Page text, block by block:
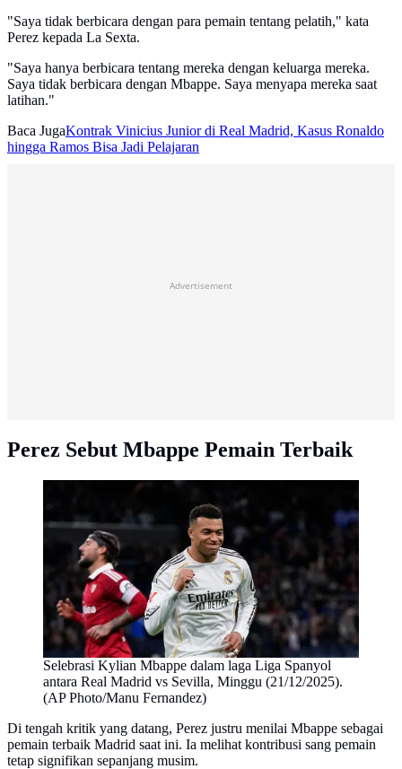
"Saya tidak berbicara dengan para pemain tentang pelatih," kata
Perez kepada La Sexta.
"Saya hanya berbicara tentang mereka dengan keluarga mereka.
Saya tidak berbicara dengan Mbappe. Saya menyapa mereka saat
latihan."
Baca JugaKontrak Vinicius Junior di Real Madrid, Kasus Ronaldo
hingga Ramos Bisa Jadi Pelajaran
Advertisement
Perez Sebut Mbappe Pemain Terbaik
Selebrasi Kylian Mbappe dalam laga Liga Spanyol
antara Real Madrid vs Sevilla, Minggu (21/12/2025).
(AP Photo/Manu Fernandez)
Di tengah kritik yang datang, Perez justru menilai Mbappe sebagai
pemain terbaik Madrid saat ini. Ia melihat kontribusi sang pemain
tetap signifikan sepanjang musim.